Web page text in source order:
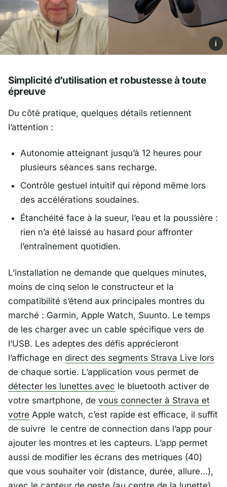
i
Simplicité d’utilisation et robustesse à toute
épreuve
Du côté pratique, quelques détails retiennent
l’attention :
Autonomie atteignant jusqu’à 12 heures pour
plusieurs séances sans recharge.
Contrôle gestuel intuitif qui répond même lors
des accélérations soudaines.
Étanchéité face à la sueur, l’eau et la poussière :
rien n’a été laissé au hasard pour affronter
l’entraînement quotidien.
L’installation ne demande que quelques minutes,
moins de cinq selon le constructeur et la
compatibilité s’étend aux principales montres du
marché : Garmin, Apple Watch, Suunto. Le temps
de les charger avec un cable spécifique vers de
l’USB. Les adeptes des défis apprécieront
l’affichage en direct des segments Strava Live lors
de chaque sortie. L’application vous permet de
détecter les lunettes avec le bluetooth activer de
votre smartphone, de vous connecter à Strava et
votre Apple watch, c’est rapide est efficace, il suffit
de suivre le centre de connection dans l’app pour
ajouter les montres et les capteurs. L’app permet
aussi de modifier les écrans des metriques (40)
que vous souhaiter voir (distance, durée, allure…),